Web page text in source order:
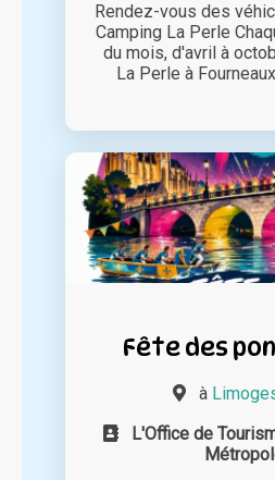
Rendez-vous des
Camping La Perle
du mois, d'avril à
La Perle à
Fête des
à
L'Office de